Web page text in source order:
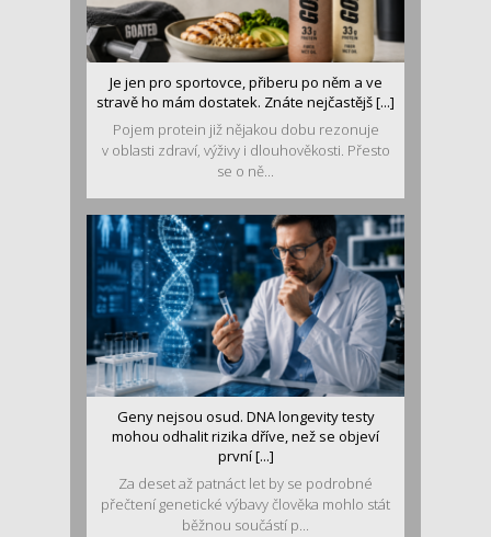
Je jen pro sportovce, přiberu po něm a ve
stravě ho mám dostatek. Znáte nejčastějš [...]
Pojem protein již nějakou dobu rezonuje
v oblasti zdraví, výživy i dlouhověkosti. Přesto
se o ně...
Geny nejsou osud. DNA longevity testy
mohou odhalit rizika dříve, než se objeví
první [...]
Za deset až patnáct let by se podrobné
přečtení genetické výbavy člověka mohlo stát
běžnou součástí p...